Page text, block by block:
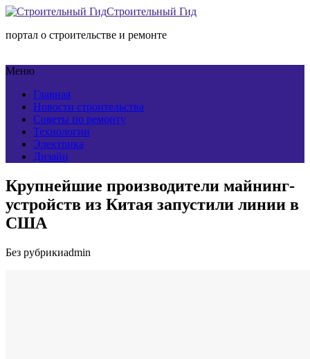
Строительный Гид
портал о строительстве и ремонте
Меню
Главная
Новости строительства
Советы по ремонту
Технологии
Электрика
Дизайн
Крупнейшие производители майнинг-
устройств из Китая запустили линии в
США
Без рубрикиadmin